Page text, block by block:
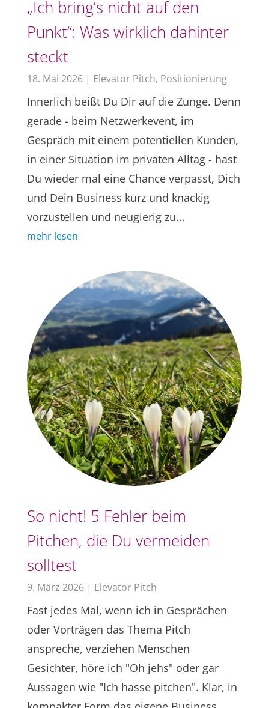
„Ich bring’s nicht auf den
Punkt“: Was wirklich dahinter
steckt
18. Mai 2026| Elevator Pitch, Positionierung
Innerlich beißt Du Dir auf die Zunge. Denn
gerade - beim Netzwerkevent, im
Gespräch mit einem potentiellen Kunden,
in einer Situation im privaten Alltag - hast
Du wieder mal eine Chance verpasst, Dich
und Dein Business kurz und knackig
vorzustellen und neugierig zu...
mehr lesen
So nicht! 5 Fehler beim
Pitchen, die Du vermeiden
solltest
9. März 2026| Elevator Pitch
Fast jedes Mal, wenn ich in Gesprächen
oder Vorträgen das Thema Pitch
anspreche, verziehen Menschen
Gesichter, höre ich "Oh jehs" oder gar
Aussagen wie "Ich hasse pitchen". Klar, in